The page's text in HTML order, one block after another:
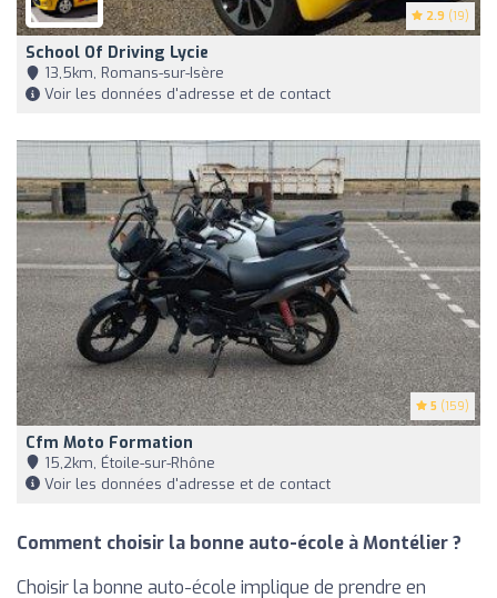
2.9 (19)
School Of Driving Lycie
13,5km, Romans-sur-Isère
Voir les données d'adresse et de contact
5 (159)
Cfm Moto Formation
15,2km, Étoile-sur-Rhône
Voir les données d'adresse et de contact
Comment choisir la bonne auto-école à Montélier ?
Choisir la bonne auto-école implique de prendre en